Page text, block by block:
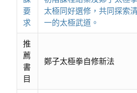
要
求
太極同好選修，共同探索
一的太極武道。
推
薦
書
目
鄭子太極拳自修新法